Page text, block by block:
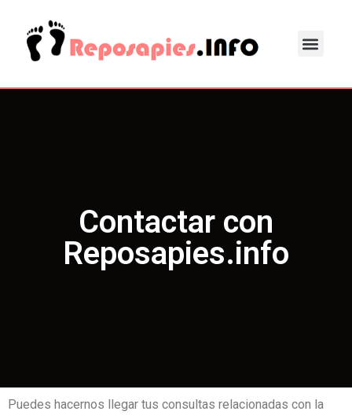
Contactar con
Reposapies.info
Puedes hacernos llegar tus consultas relacionadas con la